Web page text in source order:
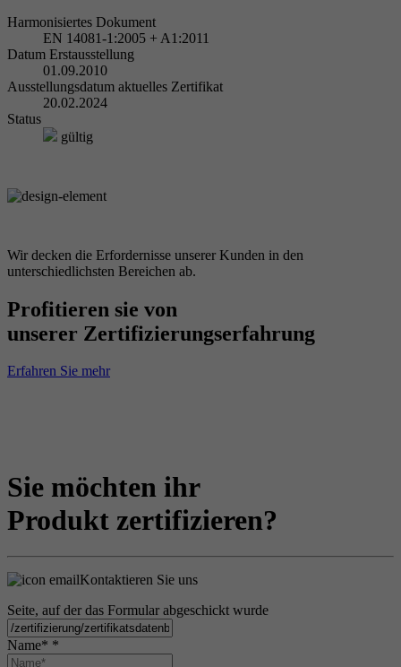
Harmonisiertes Dokument
EN 14081-1:2005 + A1:2011
Datum Erstausstellung
01.09.2010
Ausstellungsdatum aktuelles Zertifikat
20.02.2024
Status
gültig
Wir decken die Erfordernisse unserer Kunden in den
unterschiedlichsten Bereichen ab.
Profitieren sie von
unserer Zertifizierungserfahrung
Erfahren Sie mehr
Sie möchten ihr
Produkt zertifizieren?
Kontaktieren Sie uns
Seite, auf der das Formular abgeschickt wurde
Name* *